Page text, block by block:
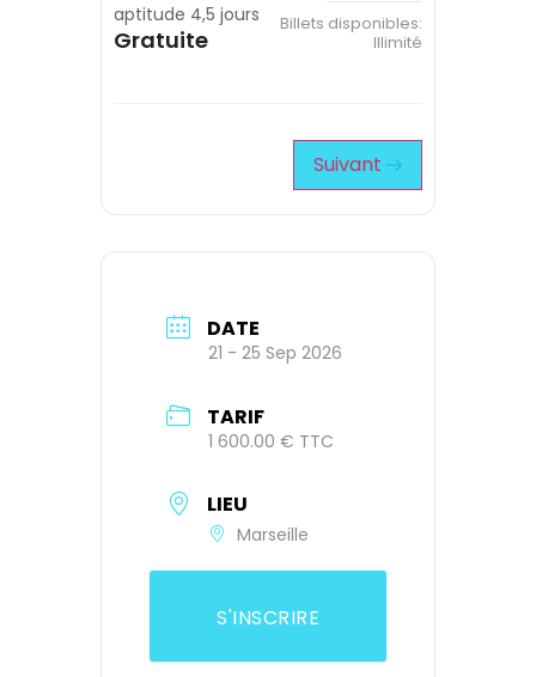
aptitude 4,5 jours
Gratuite
Billets disponibles:
Illimité
Suivant
DATE
21 - 25 Sep 2026
TARIF
1 600.00 € TTC
LIEU
Marseille
S'INSCRIRE